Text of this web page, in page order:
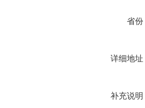
省份
详细地址
补充说明